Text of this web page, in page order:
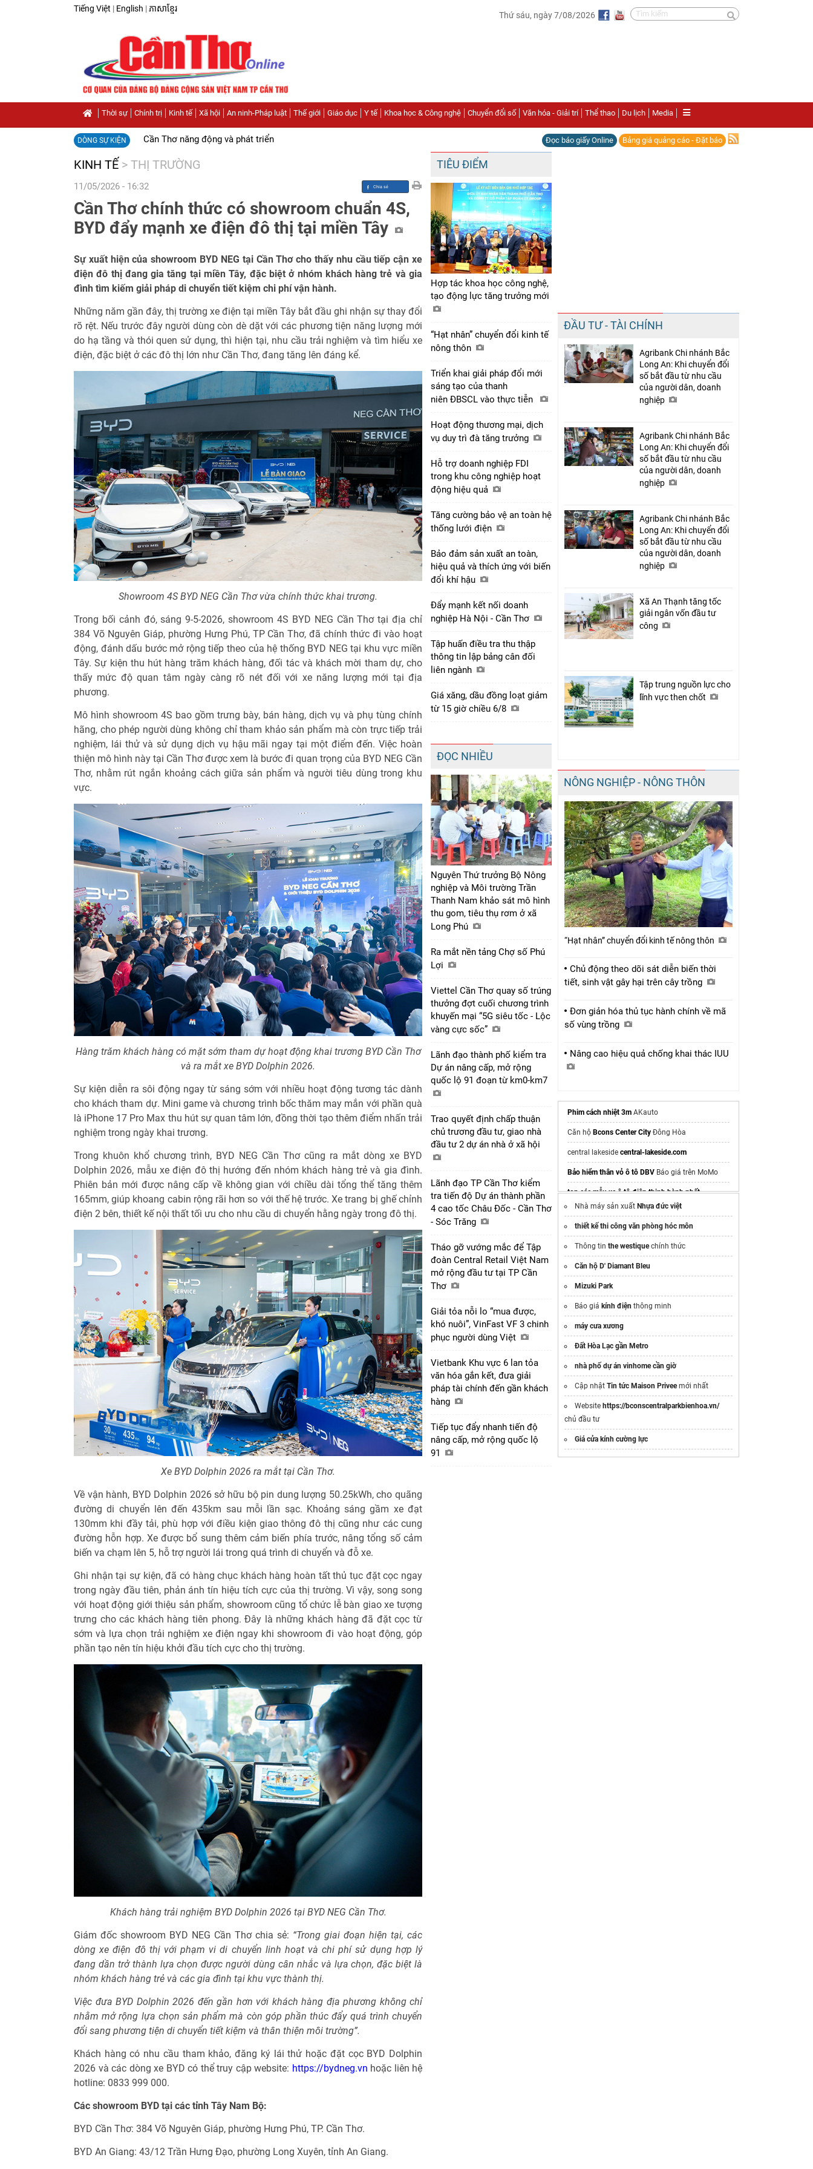
Tiếng Việt | English | ភាសាខ្មែរ
Thứ sáu, ngày 7/08/2026
Thời sự Chính trị Kinh tế Xã hội An ninh-Pháp luật Thế giới Giáo dục Y tế Khoa học & Công nghệ Chuyển đổi số Văn hóa - Giải trí Thể thao Du lịch Media
DÒNG SỰ KIỆN Cần Thơ năng động và phát triển Đọc báo giấy Online Bảng giá quảng cáo - Đặt báo
KINH TẾ > THỊ TRƯỜNG
11/05/2026 - 16:32
Chia sẻ
Facebook
Cần Thơ chính thức có showroom chuẩn 4S,
BYD đẩy mạnh xe điện đô thị tại miền Tây
Sự xuất hiện của showroom BYD NEG tại Cần Thơ cho thấy nhu cầu tiếp cận xe
điện đô thị đang gia tăng tại miền Tây, đặc biệt ở nhóm khách hàng trẻ và gia
đình tìm kiếm giải pháp di chuyển tiết kiệm chi phí vận hành.
Những năm gần đây, thị trường xe điện tại miền Tây bắt đầu ghi nhận sự thay đổi
rõ rệt. Nếu trước đây người dùng còn dè dặt với các phương tiện năng lượng mới
do hạ tầng và thói quen sử dụng, thì hiện tại, nhu cầu trải nghiệm và tìm hiểu xe
điện, đặc biệt ở các đô thị lớn như Cần Thơ, đang tăng lên đáng kể.
Showroom 4S BYD NEG Cần Thơ vừa chính thức khai trương.
Trong bối cảnh đó, sáng 9-5-2026, showroom 4S BYD NEG Cần Thơ tại địa chỉ
384 Võ Nguyên Giáp, phường Hưng Phú, TP Cần Thơ, đã chính thức đi vào hoạt
động, đánh dấu bước mở rộng tiếp theo của hệ thống BYD NEG tại khu vực miền
Tây. Sự kiện thu hút hàng trăm khách hàng, đối tác và khách mời tham dự, cho
thấy mức độ quan tâm ngày càng rõ nét đối với xe năng lượng mới tại địa
phương.
Mô hình showroom 4S bao gồm trưng bày, bán hàng, dịch vụ và phụ tùng chính
hãng, cho phép người dùng không chỉ tham khảo sản phẩm mà còn trực tiếp trải
nghiệm, lái thử và sử dụng dịch vụ hậu mãi ngay tại một điểm đến. Việc hoàn
thiện mô hình này tại Cần Thơ được xem là bước đi quan trọng của BYD NEG Cần
Thơ, nhằm rút ngắn khoảng cách giữa sản phẩm và người tiêu dùng trong khu
vực.
Hàng trăm khách hàng có mặt sớm tham dự hoạt động khai trương BYD Cần Thơ
và ra mắt xe BYD Dolphin 2026.
Sự kiện diễn ra sôi động ngay từ sáng sớm với nhiều hoạt động tương tác dành
cho khách tham dự. Mini game và chương trình bốc thăm may mắn với phần quà
là iPhone 17 Pro Max thu hút sự quan tâm lớn, đồng thời tạo thêm điểm nhấn trải
nghiệm trong ngày khai trương.
Trong khuôn khổ chương trình, BYD NEG Cần Thơ cũng ra mắt dòng xe BYD
Dolphin 2026, mẫu xe điện đô thị hướng đến nhóm khách hàng trẻ và gia đình.
Phiên bản mới được nâng cấp về không gian với chiều dài tổng thể tăng thêm
165mm, giúp khoang cabin rộng rãi hơn so với thế hệ trước. Xe trang bị ghế chỉnh
điện 2 bên, thiết kế nội thất tối ưu cho nhu cầu di chuyển hằng ngày trong đô thị.
Xe BYD Dolphin 2026 ra mắt tại Cần Thơ.
Về vận hành, BYD Dolphin 2026 sở hữu bộ pin dung lượng 50.25kWh, cho quãng
đường di chuyển lên đến 435km sau mỗi lần sạc. Khoảng sáng gầm xe đạt
130mm khi đầy tải, phù hợp với điều kiện giao thông đô thị cũng như các cung
đường hỗn hợp. Xe được bổ sung thêm cảm biến phía trước, nâng tổng số cảm
biến va chạm lên 5, hỗ trợ người lái trong quá trình di chuyển và đỗ xe.
Ghi nhận tại sự kiện, đã có hàng chục khách hàng hoàn tất thủ tục đặt cọc ngay
trong ngày đầu tiên, phản ánh tín hiệu tích cực của thị trường. Vì vậy, song song
với hoạt động giới thiệu sản phẩm, showroom cũng tổ chức lễ bàn giao xe tượng
trưng cho các khách hàng tiên phong. Đây là những khách hàng đã đặt cọc từ
sớm và lựa chọn trải nghiệm xe điện ngay khi showroom đi vào hoạt động, góp
phần tạo nên tín hiệu khởi đầu tích cực cho thị trường.
Khách hàng trải nghiệm BYD Dolphin 2026 tại BYD NEG Cần Thơ.
Giám đốc showroom BYD NEG Cần Thơ chia sẻ: “Trong giai đoạn hiện tại, các
dòng xe điện đô thị với phạm vi di chuyển linh hoạt và chi phí sử dụng hợp lý
đang dần trở thành lựa chọn được người dùng cân nhắc và lựa chọn, đặc biệt là
nhóm khách hàng trẻ và các gia đình tại khu vực thành thị.
Việc đưa BYD Dolphin 2026 đến gần hơn với khách hàng địa phương không chỉ
nhằm mở rộng lựa chọn sản phẩm mà còn góp phần thúc đẩy quá trình chuyển
đổi sang phương tiện di chuyển tiết kiệm và thân thiện môi trường”.
Khách hàng có nhu cầu tham khảo, đăng ký lái thử hoặc đặt cọc BYD Dolphin
2026 và các dòng xe BYD có thể truy cập website: https://bydneg.vn hoặc liên hệ
hotline: 0833 999 000.
Các showroom BYD tại các tỉnh Tây Nam Bộ:
BYD Cần Thơ: 384 Võ Nguyên Giáp, phường Hưng Phú, TP. Cần Thơ.
BYD An Giang: 43/12 Trần Hưng Đạo, phường Long Xuyên, tỉnh An Giang.
TIÊU ĐIỂM
Hợp tác khoa học công nghệ,
tạo động lực tăng trưởng mới
“Hạt nhân” chuyển đổi kinh tế
nông thôn
Triển khai giải pháp đổi mới
sáng tạo của thanh
niên ĐBSCL vào thực tiễn
Hoạt động thương mại, dịch
vụ duy trì đà tăng trưởng
Hỗ trợ doanh nghiệp FDI
trong khu công nghiệp hoạt
động hiệu quả
Tăng cường bảo vệ an toàn hệ
thống lưới điện
Bảo đảm sản xuất an toàn,
hiệu quả và thích ứng với biến
đổi khí hậu
Đẩy mạnh kết nối doanh
nghiệp Hà Nội - Cần Thơ
Tập huấn điều tra thu thập
thông tin lập bảng cân đối
liên ngành
Giá xăng, dầu đồng loạt giảm
từ 15 giờ chiều 6/8
ĐỌC NHIỀU
Nguyên Thứ trưởng Bộ Nông
nghiệp và Môi trường Trần
Thanh Nam khảo sát mô hình
thu gom, tiêu thụ rơm ở xã
Long Phú
Ra mắt nền tảng Chợ số Phú
Lợi
Viettel Cần Thơ quay số trúng
thưởng đợt cuối chương trình
khuyến mại “5G siêu tốc - Lộc
vàng cực sốc”
Lãnh đạo thành phố kiểm tra
Dự án nâng cấp, mở rộng
quốc lộ 91 đoạn từ km0-km7
Trao quyết định chấp thuận
chủ trương đầu tư, giao nhà
đầu tư 2 dự án nhà ở xã hội
Lãnh đạo TP Cần Thơ kiểm
tra tiến độ Dự án thành phần
4 cao tốc Châu Đốc - Cần Thơ
- Sóc Trăng
Tháo gỡ vướng mắc để Tập
đoàn Central Retail Việt Nam
mở rộng đầu tư tại TP Cần
Thơ
Giải tỏa nỗi lo “mua được,
khó nuôi”, VinFast VF 3 chinh
phục người dùng Việt
Vietbank Khu vực 6 lan tỏa
văn hóa gắn kết, đưa giải
pháp tài chính đến gần khách
hàng
Tiếp tục đẩy nhanh tiến độ
nâng cấp, mở rộng quốc lộ
91
ĐẦU TƯ - TÀI CHÍNH
Agribank Chi nhánh Bắc
Long An: Khi chuyển đổi
số bắt đầu từ nhu cầu
của người dân, doanh
nghiệp
Agribank Chi nhánh Bắc
Long An: Khi chuyển đổi
số bắt đầu từ nhu cầu
của người dân, doanh
nghiệp
Agribank Chi nhánh Bắc
Long An: Khi chuyển đổi
số bắt đầu từ nhu cầu
của người dân, doanh
nghiệp
Xã An Thạnh tăng tốc
giải ngân vốn đầu tư
công
Tập trung nguồn lực cho
lĩnh vực then chốt
NÔNG NGHIỆP - NÔNG THÔN
“Hạt nhân” chuyển đổi kinh tế nông thôn
Chủ động theo dõi sát diễn biến thời
tiết, sinh vật gây hại trên cây trồng
Đơn giản hóa thủ tục hành chính về mã
số vùng trồng
Nâng cao hiệu quả chống khai thác IUU
Phim cách nhiệt 3m AKauto
Căn hộ Bcons Center City Đông Hòa
central lakeside central-lakeside.com
Bảo hiểm thân vỏ ô tô DBV Báo giá trên MoMo
top các mẫu xe ô tô điện​ thịnh hành nhất
Trang Thông Tin Vinhomes Hóc Môn
Thông tin chính thức Vinhomes Hóc Môn
Bluewood bán bàn họp văn phòng
Mở bán Hồng Hạc City Phú Mỹ Hưng
xây nhà trọn gói Viettel Construction
The nest bình dương
Nhà máy sản xuất Nhựa đức việt
thiết kế thi công văn phòng hóc môn
Thông tin the westiquechính thức
Căn hộ D' Diamant Bleu
Mizuki Park
Báo giá kính điện thông minh
máy cưa xương
Đất Hòa Lạc gần Metro
nhà phố dự án vinhome cần giờ
Cập nhật Tin tức Maison Priveemới nhất
Website https://bconscentralparkbienhoa.vn/
chủ đầu tư
Giá cửa kính cường lực